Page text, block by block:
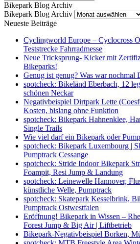
Bikepark Blog Archiv
Bikepark Blog Archiv
Neueste Beiträge
Cyclingworld Europe – Cyclocross
Teststrecke Fahrradmesse
Neue Tricksprung- Kicker mit
Bikeparks!
Genug ist genug? Was war nochmal
spotcheck: Bikeländ Eberbach, 12
schönen Neckar
Negativbeispiel Dirtpark Lette
Kosten, bislang ohne Funktion
spotcheck: Bikepark Hahnenklee,
Single Trails
Wie viel darf ein Bikepark oder
spotcheck: Bikepark Luxembourg |
Pumptrack Cessange
spotcheck: Stride Indoor Bikepark
Foampit, Resi Jump & Landung
spotcheck: Leinewelle Hannover,
künstliche Welle, Pumptrack
spotcheck: Skatepark Kesselbrink,
Pumptrack Ostwestfalen
Eröffnung! Bikepark in Wissen –
Forest Jump & Big Air | Liftbetrieb
Bikepark-Negativbeispiel Borken,